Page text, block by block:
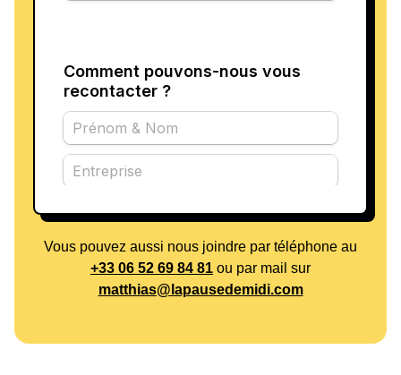
Vous pouvez aussi nous joindre par téléphone au
+33 06 52 69 84 81 ou par mail sur
matthias@lapausedemidi.com